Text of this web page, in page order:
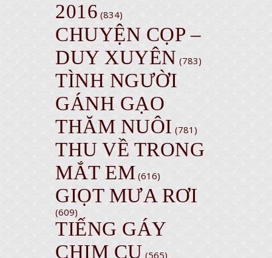
2016 (834)
CHUYỆN CỌP –
DUY XUYÊN (783)
TÌNH NGƯỜI
GÁNH GẠO
THĂM NUÔI (781)
THU VỀ TRONG
MẮT EM (616)
GIỌT MƯA RƠI
(609)
TIẾNG GÁY
CHIM CU (565)